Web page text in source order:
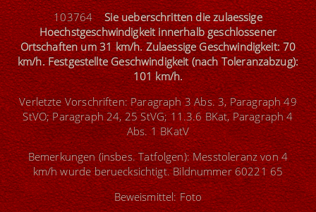
103764Sie ueberschritten die zulaessige
Hoechstgeschwindigkeit innerhalb geschlossener
Ortschaften um 31 km/h. Zulaessige Geschwindigkeit: 70
km/h. Festgestellte Geschwindigkeit (nach Toleranzabzug):
101 km/h.
Verletzte Vorschriften: Paragraph 3 Abs. 3, Paragraph 49
StVO; Paragraph 24, 25 StVG; 11.3.6 BKat, Paragraph 4
Abs. 1 BKatV
Bemerkungen (insbes. Tatfolgen): Messtoleranz von 4
km/h wurde beruecksichtigt. Bildnummer 60221 65
Beweismittel: Foto